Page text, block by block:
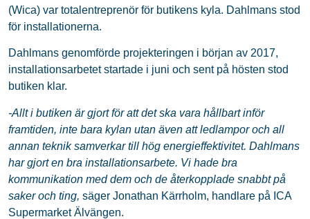
(Wica) var totalentreprenör för butikens kyla. Dahlmans stod
för installationerna.
Dahlmans genomförde projekteringen i början av 2017,
installationsarbetet startade i juni och sent på hösten stod
butiken klar.
-Allt i butiken är gjort för att det ska vara hållbart inför
framtiden, inte bara kylan utan även att ledlampor och all
annan teknik samverkar till hög energieffektivitet. Dahlmans
har gjort en bra installationsarbete. Vi hade bra
kommunikation med dem och de återkopplade snabbt på
saker och ting, säger Jonathan Kärrholm, handlare på ICA
Supermarket Älvängen.